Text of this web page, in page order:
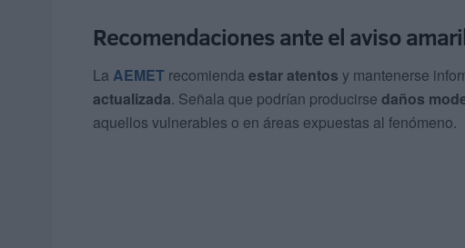
Recomendaciones ante el aviso
La AEMET recomienda estar atentos y mantenerse
actualizada. Señala que podrían producirse daños
aquellos vulnerables o en áreas expuestas al fenómeno.